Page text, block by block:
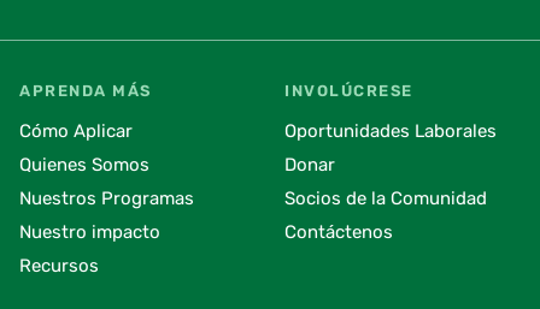
APRENDA MÁS
Cómo Aplicar
Quienes Somos
Nuestros Programas
Nuestro impacto
Recursos
INVOLÚCRESE
Oportunidades Laborales
Donar
Socios de la Comunidad
Contáctenos